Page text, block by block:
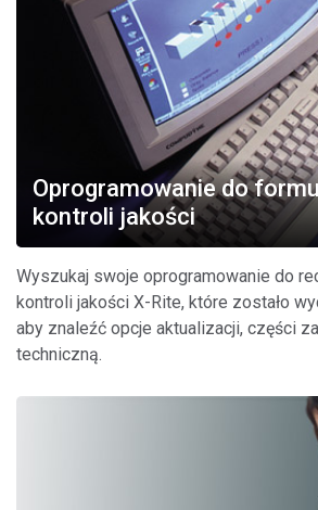
Oprogramowanie do
kontroli jakości
Wyszukaj swoje oprogramowanie do
kontroli jakości X-Rite, które zostało
aby znaleźć opcje aktualizacji, części
techniczną.